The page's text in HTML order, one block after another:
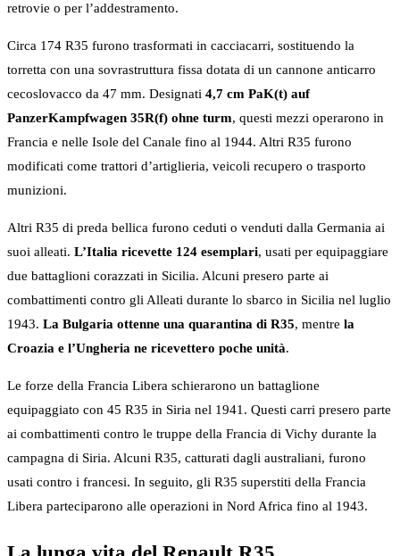
retrovie o per l’addestramento.
Circa 174 R35 furono trasformati in cacciacarri, sostituendo la
torretta con una sovrastruttura fissa dotata di un cannone anticarro
cecoslovacco da 47 mm. Designati 4,7 cm PaK(t) auf
PanzerKampfwagen 35R(f) ohne turm, questi mezzi operarono in
Francia e nelle Isole del Canale fino al 1944. Altri R35 furono
modificati come trattori d’artiglieria, veicoli recupero o trasporto
munizioni.
Altri R35 di preda bellica furono ceduti o venduti dalla Germania ai
suoi alleati. L’Italia ricevette 124 esemplari, usati per equipaggiare
due battaglioni corazzati in Sicilia. Alcuni presero parte ai
combattimenti contro gli Alleati durante lo sbarco in Sicilia nel luglio
1943. La Bulgaria ottenne una quarantina di R35, mentre la
Croazia e l’Ungheria ne ricevettero poche unità.
Le forze della Francia Libera schierarono un battaglione
equipaggiato con 45 R35 in Siria nel 1941. Questi carri presero parte
ai combattimenti contro le truppe della Francia di Vichy durante la
campagna di Siria. Alcuni R35, catturati dagli australiani, furono
usati contro i francesi. In seguito, gli R35 superstiti della Francia
Libera parteciparono alle operazioni in Nord Africa fino al 1943.